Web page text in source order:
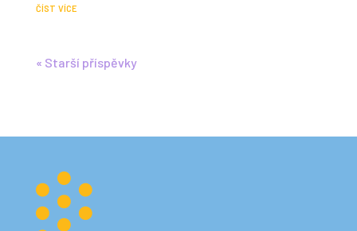
číst více
« Starší příspěvky